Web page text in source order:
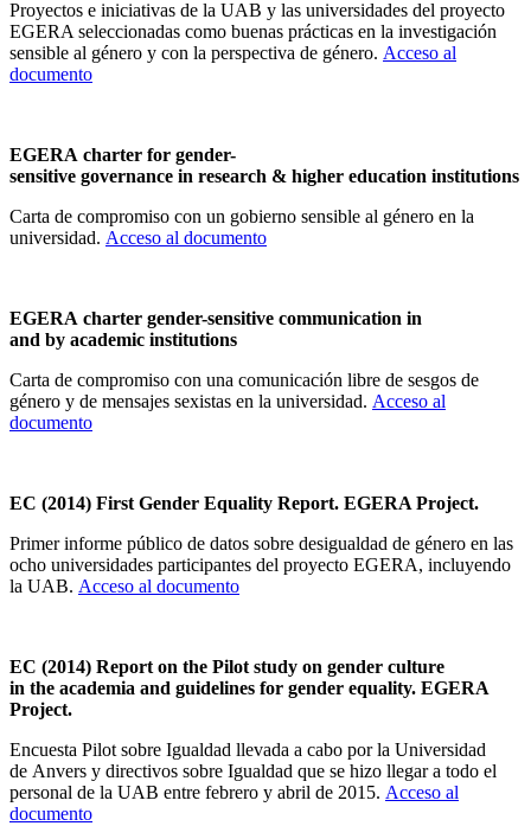
Proyectos e iniciativas de la UAB y las universidades del proyecto
EGERA seleccionadas como buenas prácticas en la investigación
sensible al género y con la perspectiva de género. Acceso al
documento
EGERA charter for gender-
sensitive governance in research & higher education institutions
Carta de compromiso con un gobierno sensible al género en la
universidad. Acceso al documento
EGERA charter gender-sensitive communication in
and by academic institutions
Carta de compromiso con una comunicación libre de sesgos de
género y de mensajes sexistas en la universidad. Acceso al
documento
EC (2014) First Gender Equality Report. EGERA Project.
Primer informe público de datos sobre desigualdad de género en las
ocho universidades participantes del proyecto EGERA, incluyendo
la UAB. Acceso al documento
EC (2014) Report on the Pilot study on gender culture
in the academia and guidelines for gender equality. EGERA
Project.
Encuesta Pilot sobre Igualdad llevada a cabo por la Universidad
de Anvers y directivos sobre Igualdad que se hizo llegar a todo el
personal de la UAB entre febrero y abril de 2015. Acceso al
documento